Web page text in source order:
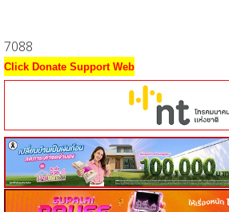
7088
Click Donate Support Web